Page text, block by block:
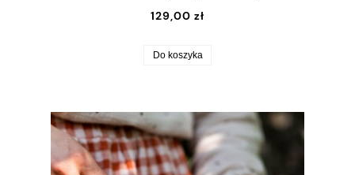
129,00 zł
Do koszyka